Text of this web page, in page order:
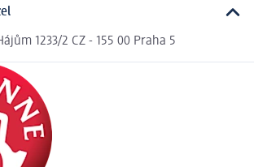
1233/2 CZ - 155 00 Praha 5